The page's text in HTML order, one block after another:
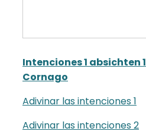
Intenciones 1 absichten 1
Cornago
Adivinar las intenciones 1
Adivinar las intenciones 2